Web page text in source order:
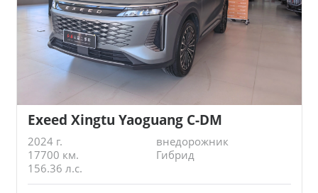
Exeed Xingtu Yaoguang C-DM
2024 г.
внедорожник
17700 км.
Гибрид
156.36 л.с.